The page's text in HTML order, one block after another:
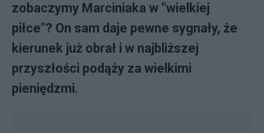
zobaczymy Marciniaka w "wielkiej
piłce"? On sam daje pewne sygnały, że
kierunek już obrał i w najbliższej
przyszłości podąży za wielkimi
pieniędzmi.